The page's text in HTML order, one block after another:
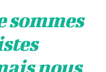
sommes
nous